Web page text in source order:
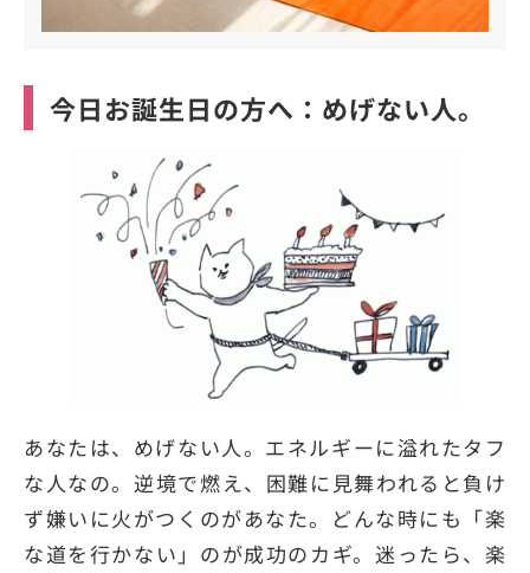
今日お誕生日の方へ：めげない人。
あなたは、めげない人。エネルギーに溢れたタフ
な人なの。逆境で燃え、困難に見舞われると負け
ず嫌いに火がつくのがあなた。どんな時にも「楽
な道を行かない」のが成功のカギ。迷ったら、楽